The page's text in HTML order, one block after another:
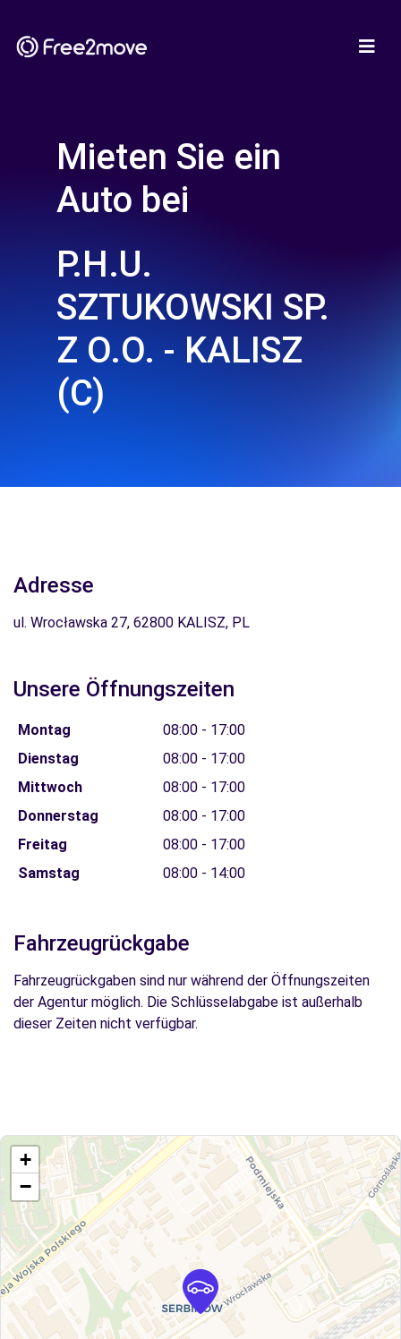
Mieten Sie ein
Auto bei
P.H.U.
SZTUKOWSKI SP.
Z O.O. - KALISZ
(C)
Adresse
ul. Wrocławska 27, 62800 KALISZ, PL
Unsere Öffnungszeiten
Montag
08:00 - 17:00
Dienstag
08:00 - 17:00
Mittwoch
08:00 - 17:00
Donnerstag
08:00 - 17:00
Freitag
08:00 - 17:00
Samstag
08:00 - 14:00
Fahrzeugrückgabe
Fahrzeugrückgaben sind nur während der Öffnungszeiten
der Agentur möglich. Die Schlüsselabgabe ist außerhalb
dieser Zeiten nicht verfügbar.
+
−